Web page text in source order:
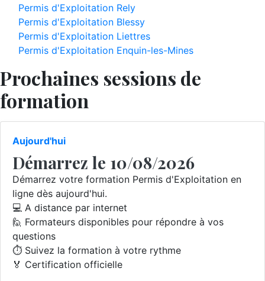
Permis d'Exploitation Rely
Permis d'Exploitation Blessy
Permis d'Exploitation Liettres
Permis d'Exploitation Enquin-les-Mines
Prochaines sessions de
formation
Aujourd'hui
Démarrez le 10/08/2026
Démarrez votre formation Permis d'Exploitation en
ligne dès aujourd'hui.
💻 A distance par internet
🙋 Formateurs disponibles pour répondre à vos
questions
⏱️ Suivez la formation à votre rythme
🏅 Certification officielle